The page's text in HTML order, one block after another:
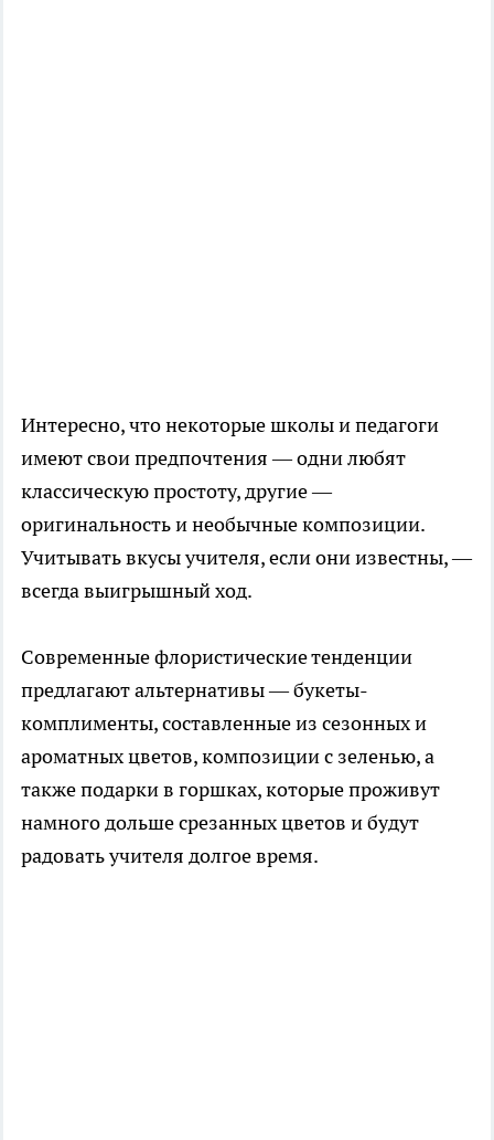
Интересно, что некоторые школы и педагоги
имеют свои предпочтения — одни любят
классическую простоту, другие —
оригинальность и необычные композиции.
Учитывать вкусы учителя, если они известны, —
всегда выигрышный ход.
Современные флористические тенденции
предлагают альтернативы — букеты-
комплименты, составленные из сезонных и
ароматных цветов, композиции с зеленью, а
также подарки в горшках, которые проживут
намного дольше срезанных цветов и будут
радовать учителя долгое время.